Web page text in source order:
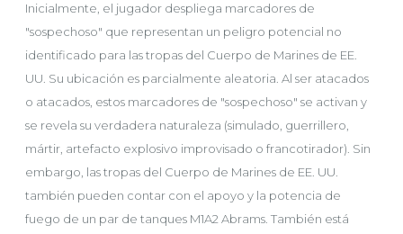
Inicialmente, el jugador despliega marcadores de
"sospechoso" que representan un peligro potencial no
identificado para las tropas del Cuerpo de Marines de EE.
UU. Su ubicación es parcialmente aleatoria. Al ser atacados
o atacados, estos marcadores de "sospechoso" se activan y
se revela su verdadera naturaleza (simulado, guerrillero,
mártir, artefacto explosivo improvisado o francotirador). Sin
embargo, las tropas del Cuerpo de Marines de EE. UU.
también pueden contar con el apoyo y la potencia de
fuego de un par de tanques M1A2 Abrams. También está